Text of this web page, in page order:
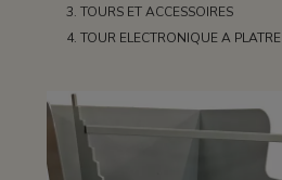
TOURS ET ACCESSOIRES
TOUR ELECTRONIQUE A PLATRE